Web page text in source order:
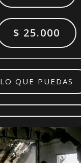
$ 25.000
LO QUE PUEDAS